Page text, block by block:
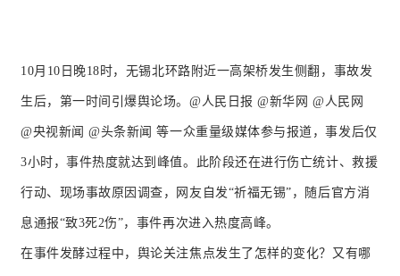
10月10日晚18时，无锡北环路附近一高架桥发生侧翻，事故发
生后，第一时间引爆舆论场。@人民日报 @新华网 @人民网
@央视新闻 @头条新闻 等一众重量级媒体参与报道，事发后仅
3小时，事件热度就达到峰值。 此阶段还在进行伤亡统计、救援
行动、现场事故原因调查，网友自发“祈福无锡”，随后官方消
息通报“致3死2伤”，事件再次进入热度高峰。
在事件发酵过程中，舆论关注焦点发生了怎样的变化？又有哪